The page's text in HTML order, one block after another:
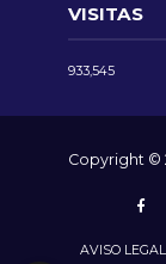
VISITAS
933,545
Copyright ©
AVISO LEGAL